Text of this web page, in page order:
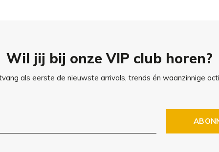
Lees hieralles over het
Wil jij bij onze VIP club horen?
als eerste de nieuwste arrivals, trends én waanzinnige